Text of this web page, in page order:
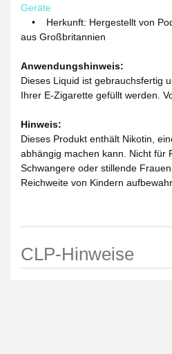
Geräte
• Herkunft: Hergestellt von
aus Großbritannien
Anwendungshinweis:
Dieses Liquid ist gebrauchsfertig
Ihrer E-Zigarette gefüllt werden.
Hinweis:
Dieses Produkt enthält Nikotin,
abhängig machen kann. Nicht für
Schwangere oder stillende
Reichweite von Kindern
CLP-Hinweise